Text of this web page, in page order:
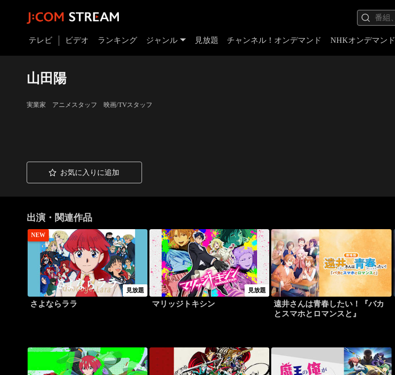
テレビ ビデオ ランキング ジャンル 見放題 チャンネル！オンデマンド NHKオンデマンド
山田陽
実業家 アニメスタッフ 映画/TVスタッフ
お気に入りに追加
出演・関連作品
NEW
見放題
さよならララ
見放題
マリッジトキシン
遠井さんは青春したい！『バカ
とスマホとロマンスと』